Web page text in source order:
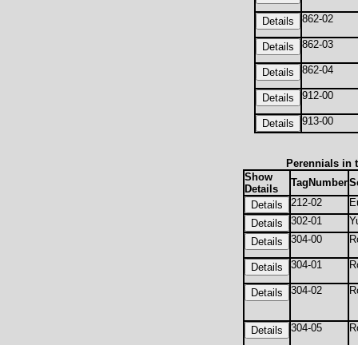
862-02
862-03
862-04
912-00
913-00
Perennials in
Show
Details
TagNumber
212-02
302-01
304-00
304-01
304-02
304-05